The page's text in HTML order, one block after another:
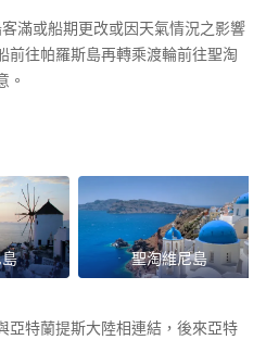
滿或船期更改或因天氣情況之影響
前往帕羅斯島再轉乘渡輪前往聖淘
。
聖淘維尼島
亞特蘭提斯大陸相連結，後來亞特